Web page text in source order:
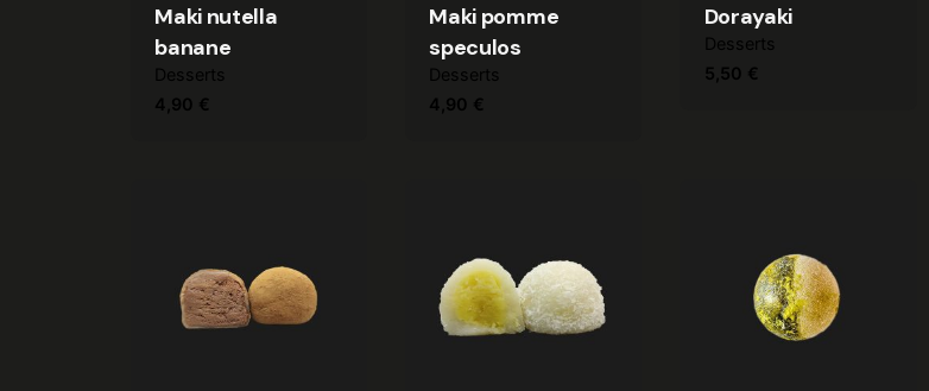
Maki nutella
banane
Desserts
4,90 €
Maki pomme
speculos
Desserts
4,90 €
Dorayaki
Desserts
5,50 €